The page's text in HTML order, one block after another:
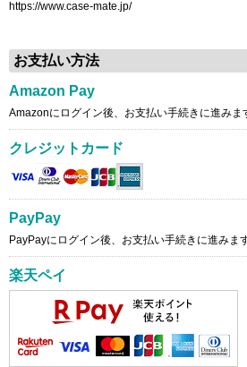
https://www.case-mate.jp/
お支払い方法
Amazon Pay
Amazonにログイン後、お支払い手続きに進みま
クレジットカード
PayPay
PayPayにログイン後、お支払い手続きに進みます
楽天ペイ